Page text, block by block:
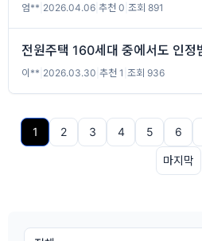
엄** 2026.04.06 추천 0 조회 891
전원주택 160세대 중에서도 인정
이** 2026.03.30 추천 1 조회 936
1 2 3 4 5 6
마지막